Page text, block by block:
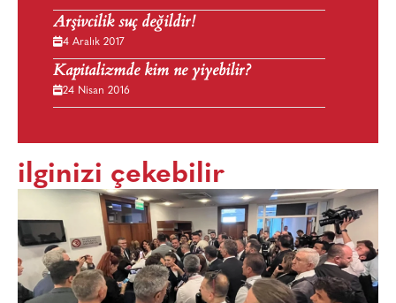
Arşivcilik suç değildir!
4 Aralık 2017
Kapitalizmde kim ne yiyebilir?
24 Nisan 2016
ilginizi çekebilir